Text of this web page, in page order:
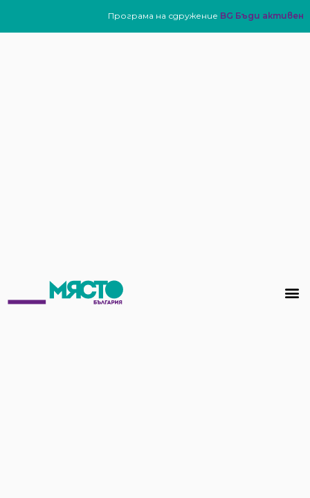
Програма на сдружение BG Бъди активен